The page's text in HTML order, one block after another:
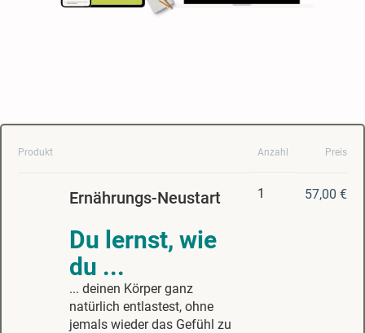
Produkt Anzahl Preis
Ernährungs-Neustart
Du lernst, wie
du ...
... deinen Körper ganz
natürlich entlastest, ohne
jemals wieder das Gefühl zu
1 57,00 €